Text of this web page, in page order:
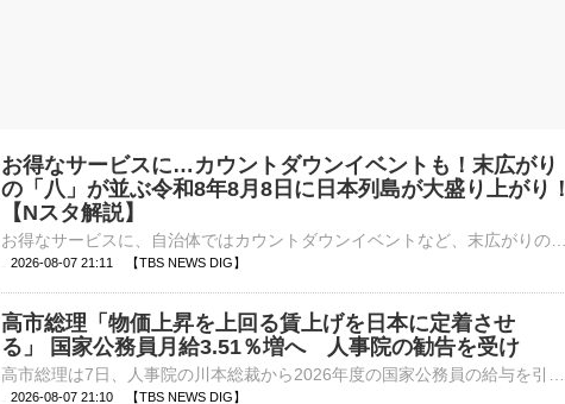
お得なサービスに…カウントダウンイベントも！末広がり
の「八」が並ぶ令和8年8月8日に日本列島が大盛り上がり！
【Nスタ解説】
2026-08-07 21:11 【TBS NEWS DIG】
高市総理「物価上昇を上回る賃上げを日本に定着させ
る」 国家公務員月給3.51％増へ 人事院の勧告を受け
2026-08-07 21:10 【TBS NEWS DIG】